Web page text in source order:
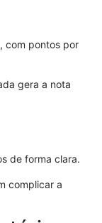
com pontos por
gera a nota
de forma clara.
complicar a